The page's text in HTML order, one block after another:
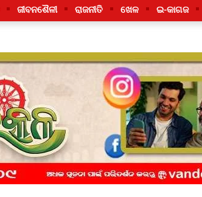
ଜୀବନଶୈଳୀ ରାଜନୀତି ଖେଳ ଇ-କାଗଜ